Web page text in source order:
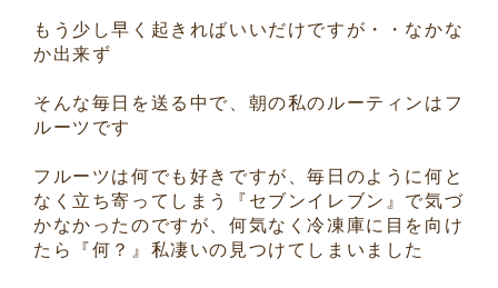
もう少し早く起きればいいだけですが・・なかな
か出来ず
そんな毎日を送る中で、朝の私のルーティンはフ
ルーツです
フルーツは何でも好きですが、毎日のように何と
なく立ち寄ってしまう『セブンイレブン』で気づ
かなかったのですが、何気なく冷凍庫に目を向け
たら『何？』私凄いの見つけてしまいました